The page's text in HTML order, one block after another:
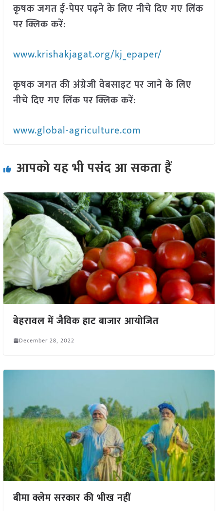
कृषक जगत ई-पेपर पढ़ने के लिए नीचे दिए गए लिंक
पर क्लिक करें:
www.krishakjagat.org/kj_epaper/
कृषक जगत की अंग्रेजी वेबसाइट पर जाने के लिए
नीचे दिए गए लिंक पर क्लिक करें:
www.global-agriculture.com
आपको यह भी पसंद आ सकता हैं
बेहरावल में जैविक हाट बाजार आयोजित
December 28, 2022
बीमा क्लेम सरकार की भीख नहीं